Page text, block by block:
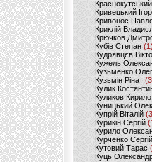
Кривецький Ігор
Кривонос
Криклій
Крючков
Кубів Степан(1)
Кудрявцєв
Кужель
Кузьменко Олег
Кузьмін Рінат
Кулик
Куликов Кирило
Куницький
Купрій Віталій
Курикін Сергій
Курило
Курченко Сергій
Кутовий Тарас
Куць